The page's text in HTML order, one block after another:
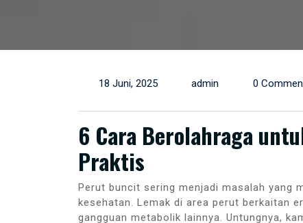
18 Juni, 2025 admin 0
6 Cara Berolahraga
Praktis
Perut buncit sering menjadi masalah yang
kesehatan. Lemak di area perut berkaitan
gangguan metabolik lainnya. Untungnya,